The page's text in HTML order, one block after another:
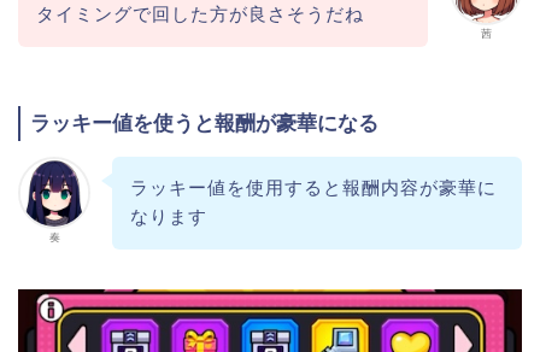
茜
タイミングで回した方が良さそうだね
ラッキー値を使うと報酬が豪華になる
奏
ラッキー値を使用すると報酬内容が豪華に
なります